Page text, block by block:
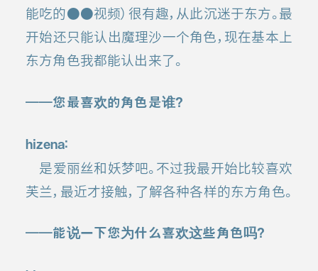
能吃的●●视频）很有趣，从此沉迷于东方。最
开始还只能认出魔理沙一个角色，现在基本上
东方角色我都能认出来了。
――您最喜欢的角色是谁？
hizena：
是爱丽丝和妖梦吧。不过我最开始比较喜欢
芙兰，最近才接触，了解各种各样的东方角色。
――能说一下您为什么喜欢这些角色吗？